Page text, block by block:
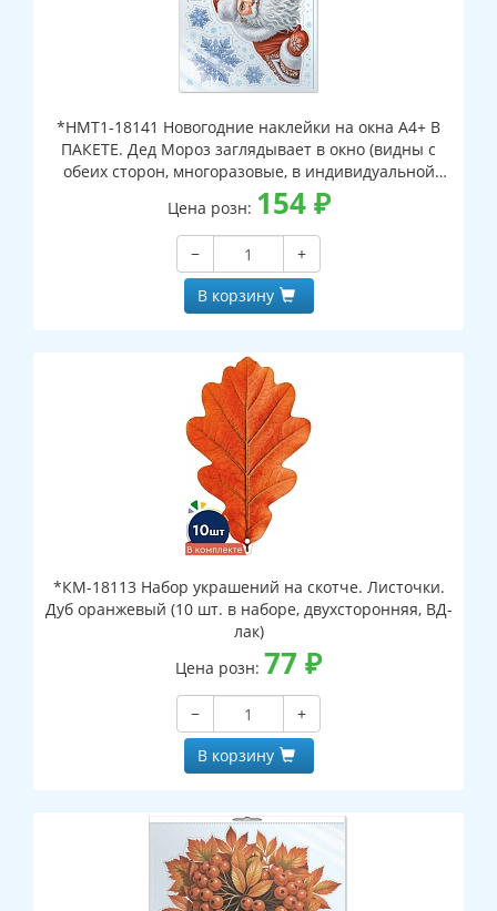
*НМТ1-18141 Новогодние наклейки на окна А4+ В
ПАКЕТЕ. Дед Мороз заглядывает в окно (видны с
обеих сторон, многоразовые, в индивидуальной
упаковке, с европодвесом и клеевым клапаном)
Цена розн: 154₽
−
+
В корзину
*КМ-18113 Набор украшений на скотче. Листочки.
Дуб оранжевый (10 шт. в наборе, двухсторонняя, ВД-
лак)
Цена розн: 77 ₽
−
+
В корзину